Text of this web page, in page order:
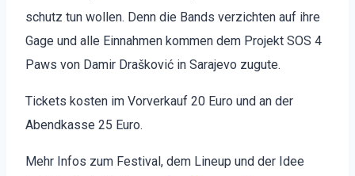
schutz tun wollen. Denn die Bands verzicht­en auf ihre
Gage und alle Ein­nah­men kom­men dem Pro­jekt SOS 4
Paws von Damir Drašković in Sara­je­vo zugute.
Tick­ets kosten im Vorverkauf 20 Euro und an der
Abend­kasse 25 Euro.
Mehr Infos zum Fes­ti­val, dem Line­up und der Idee